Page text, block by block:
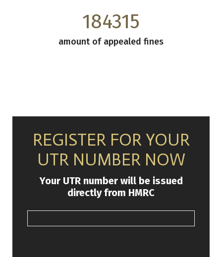
184315
amount of appealed fines
REGISTER FOR YOUR
UTR NUMBER NOW
Your UTR number will be issued
directly from HMRC